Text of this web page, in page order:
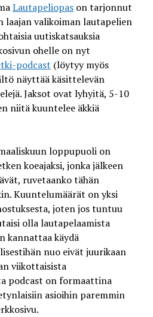
Lautapeliopason tarjonnut
laajan valikoiman lautapelien
uutiskatsauksia
ohelle on nyt
podcast (löytyy myös
näyttää käsittelevän
Jaksot ovat lyhyitä, 5-10
niitä kuuntelee äkkiä
loppupuoli on
koeajaksi, jonka jälkeen
ruvetaanko tähän
Kuuntelumäärät on yksi
joten jos tuntuu
olla lautapelaamista
kannattaa käydä
nuo eivät juurikaan
viikottaisista
podcast on formaattina
asioihin paremmin